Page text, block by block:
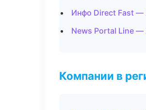
Инфо Direct Fast —
News Portal Line —
Компании в